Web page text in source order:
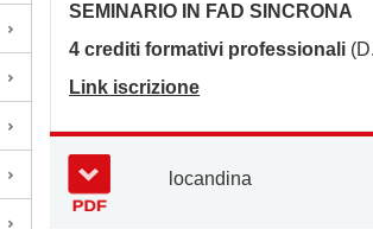
SEMINARIO IN FAD SINCRONA
4 crediti formativi professionali
Link iscrizione
locandina